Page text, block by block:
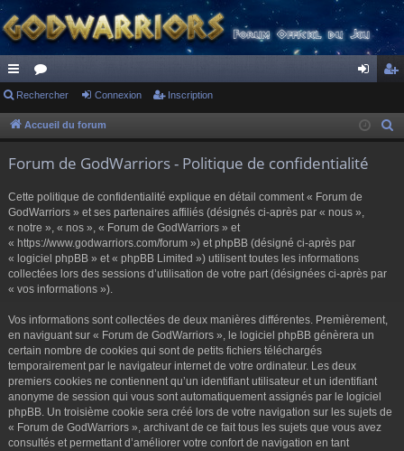
ac
co
s
or
u ne cri
Rechercher Connexion Inscription
Accueil du forum
Forum de GodWarriors - Politique de confidentialité
Cette politique de confidentialité explique en détail comment « Forum de
GodWarriors » et ses partenaires affiliés (désignés ci-après par « nous »,
« notre », « nos », « Forum de GodWarriors » et
« https://www.godwarriors.com/forum ») et phpBB (désigné ci-après par
« logiciel phpBB » et « phpBB Limited ») utilisent toutes les informations
collectées lors des sessions d’utilisation de votre part (désignées ci-après par
« vos informations »).
Vos informations sont collectées de deux manières différentes. Premièrement,
en naviguant sur « Forum de GodWarriors », le logiciel phpBB génèrera un
certain nombre de cookies qui sont de petits fichiers téléchargés
temporairement par le navigateur internet de votre ordinateur. Les deux
premiers cookies ne contiennent qu’un identifiant utilisateur et un identifiant
anonyme de session qui vous sont automatiquement assignés par le logiciel
phpBB. Un troisième cookie sera créé lors de votre navigation sur les sujets de
« Forum de GodWarriors », archivant de ce fait tous les sujets que vous avez
consultés et permettant d’améliorer votre confort de navigation en tant